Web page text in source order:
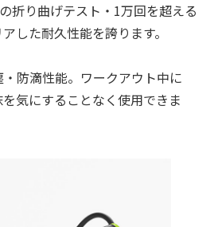
折り曲げテスト・1万回を超える
した耐久性能を誇ります。
防滴性能。ワークアウト中に
気にすることなく使用できま